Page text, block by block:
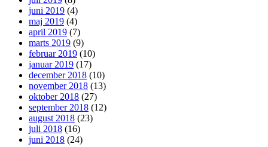
juni 2019 (4)
maj 2019 (4)
april 2019 (7)
marts 2019 (9)
februar 2019 (10)
januar 2019 (17)
december 2018 (10)
november 2018 (13)
oktober 2018 (27)
september 2018 (12)
august 2018 (23)
juli 2018 (16)
juni 2018 (24)